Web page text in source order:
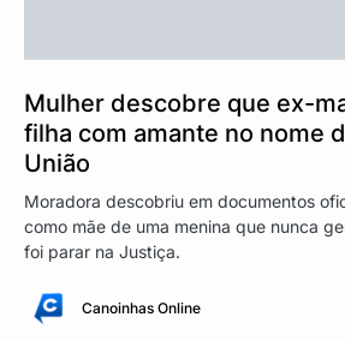
Mulher descobre que ex-
filha com amante no nome
União
Moradora descobriu em documentos
como mãe de uma menina que nunca
foi parar na Justiça.
Canoinhas Online